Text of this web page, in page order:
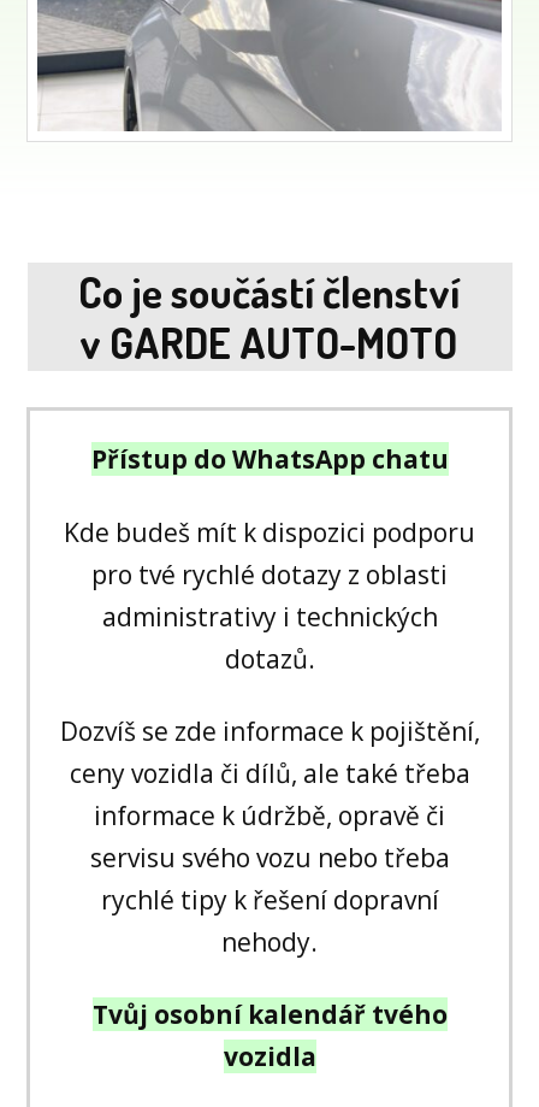
Co je součástí členství
v GARDE AUTO-MOTO
Přístup do WhatsApp chatu
Kde budeš mít k dispozici podporu
pro tvé rychlé dotazy z oblasti
administrativy i technických
dotazů.
Dozvíš se zde informace k pojištění,
ceny vozidla či dílů, ale také třeba
informace k údržbě, opravě či
servisu svého vozu nebo třeba
rychlé tipy k řešení dopravní
nehody.
Tvůj osobní kalendář tvého
vozidla